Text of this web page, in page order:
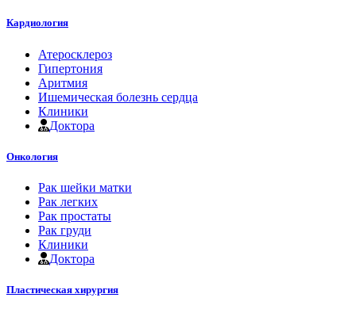
Кардиология
Атеросклероз
Гипертония
Аритмия
Ишемическая болезнь сердца
Клиники
Доктора
Онкология
Рак шейки матки
Рак легких
Рак простаты
Рак груди
Клиники
Доктора
Пластическая хирургия